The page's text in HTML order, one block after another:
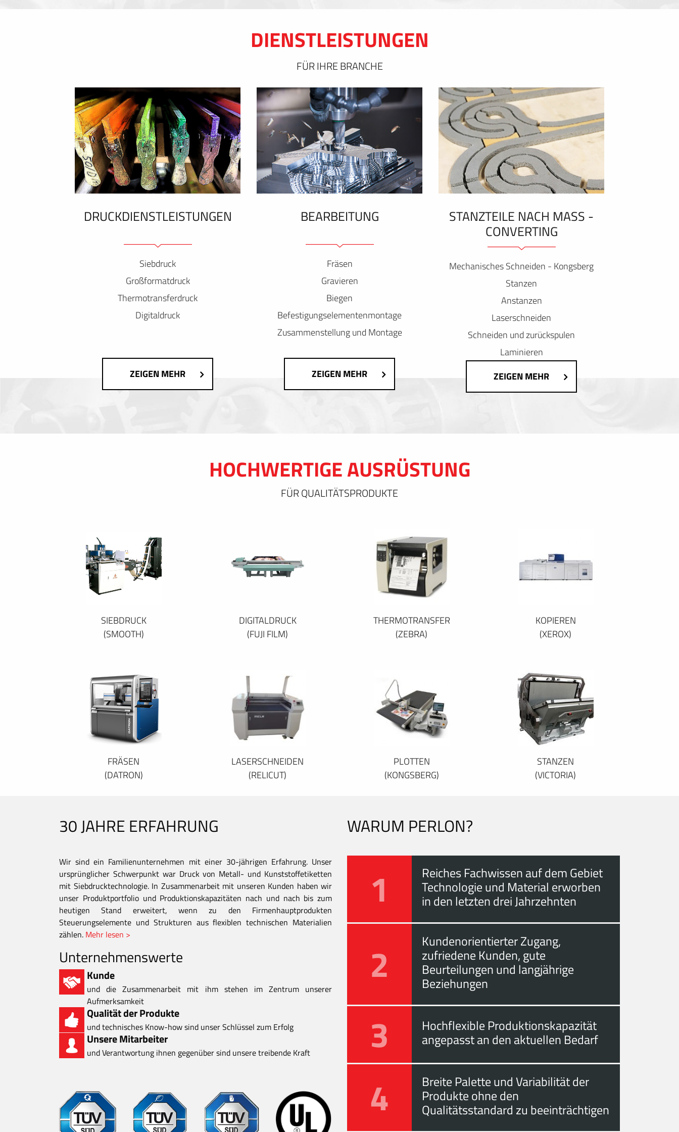
DIENSTLEISTUNGEN
FÜR IHRE BRANCHE
DRUCKDIENSTLEISTUNGEN
Siebdruck
Großformatdruck
Thermotransferdruck
Digitaldruck
ZEIGEN MEHR
BEARBEITUNG
Fräsen
Gravieren
Biegen
Befestigungselementenmontage
Zusammenstellung und Montage
ZEIGEN MEHR
STANZTEILE NACH MASS - C
ONVERTING
Mechanisches Schneiden - Kongsberg
Stanzen
Anstanzen
Laserschneiden
Schneiden und zurückspulen
Laminieren
ZEIGEN MEHR
HOCHWERTIGE AUSRÜSTUNG
FÜR QUALITÄTSPRODUKTE
SIEBDRUCK
(SMOOTH)
DIGITALDRUCK
(FUJI FILM)
THERMOTRANSFER
(ZEBRA)
KOPIEREN
(XEROX)
FRÄSEN
(DATRON)
LASERSCHNEIDEN
(RELICUT)
PLOTTEN
(KONGSBERG)
STANZEN
(VICTORIA)
30 JAHRE ERFAHRUNG
Wir sind ein Familienunternehmen mit einer 30-jährigen Erfahrung. Unser
ursprünglicher Schwerpunkt war Druck von Metall- und Kunststoffetiketten
mit Siebdrucktechnologie. In Zusammenarbeit mit unseren Kunden haben wir
unser Produktportfolio und Produktionskapazitäten nach und nach bis zum
heutigen Stand erweitert, wenn zu den Firmenhauptprodukten
Steuerungselemente und Strukturen aus flexiblen technischen Materialien
zählen. Mehr lesen >
Unternehmenswerte
Kunde
und die Zusammenarbeit mit ihm stehen im Zentrum unserer
Aufmerksamkeit
Qualität der Produkte
und technisches Know-how sind unser Schlüssel zum Erfolg
Unsere Mitarbeiter
und Verantwortung ihnen gegenüber sind unsere treibende Kraft
WARUM PERLON?
1 Reiches Fachwissen auf dem Gebiet
Technologie und Material erworben
in den letzten drei Jahrzehnten
2 Kundenorientierter Zugang,
zufriedene Kunden, gute
Beurteilungen und langjährige
Beziehungen
3 Hochflexible Produktionskapazität
angepasst an den aktuellen Bedarf
4 Breite Palette und Variabilität der
Produkte ohne den
Qualitätsstandard zu beeinträchtigen